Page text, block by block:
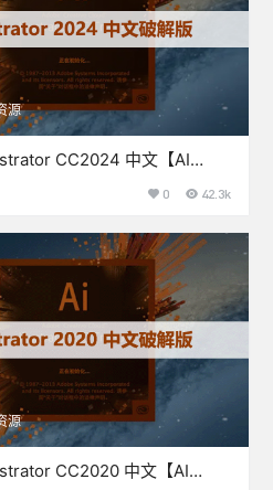
源
CC2024 中文【AI
0 42.3k
源
CC2020 中文【AI